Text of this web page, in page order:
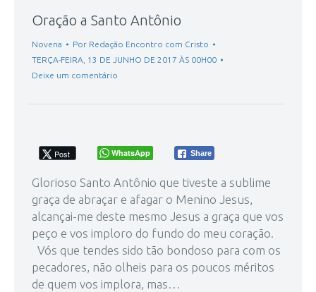
Oração a Santo Antônio
Novena Por Redação Encontro com Cristo
TERÇA-FEIRA, 13 DE JUNHO DE 2017 ÀS 00H00
Deixe um comentário
Post WhatsApp Share
Glorioso Santo Antônio que tiveste a sublime
graça de abraçar e afagar o Menino Jesus,
alcançai-me deste mesmo Jesus a graça que vos
peço e vos imploro do fundo do meu coração.
Vós que tendes sido tão bondoso para com os
pecadores, não olheis para os poucos méritos
de quem vos implora, mas…